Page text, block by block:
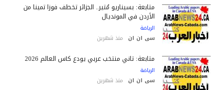
متابعة: بسيناريو مُثير.. الجزائر تخطف فوزاً ثميناً من
الأردن في المونديال
الرياضة
سى ان ان منذ شهرين
متابعة: ثاني منتخب عربي يودع كأس العالم 2026
الرياضة
سى ان ان منذ شهرين